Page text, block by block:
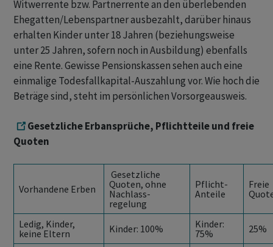
Witwerrente bzw. Partnerrente an den überlebenden
Ehegatten/Lebenspartner ausbezahlt, darüber hinaus
erhalten Kinder unter 18 Jahren (beziehungsweise
unter 25 Jahren, sofern noch in Ausbildung) ebenfalls
eine Rente. Gewisse Pensionskassen sehen auch eine
einmalige Todesfallkapital-Auszahlung vor. Wie hoch die
Beträge sind, steht im persönlichen Vorsorgeausweis.
Gesetzliche Erbansprüche, Pflichtteile und freie
Quoten
Vorhandene Erben
Gesetzliche
Quoten, ohne
Nachlass-
regelung
Pflicht-
Anteile
Freie
Ledig, Kinder,
keine Eltern
Kinder: 100%
Kinder:
75%
25%